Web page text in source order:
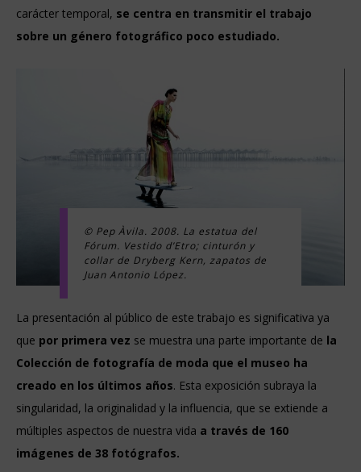
carácter temporal, se centra en transmitir el trabajo
sobre un género fotográfico poco estudiado.
© Pep Àvila. 2008. La estatua del
Fórum. Vestido d’Etro; cinturón y
collar de Dryberg Kern, zapatos de
Juan Antonio López.
La presentación al público de este trabajo es significativa ya
que por primera vez se muestra una parte importante de la
Colección de fotografía de moda que el museo ha
creado en los últimos años. Esta exposición subraya la
singularidad, la originalidad y la influencia, que se extiende a
múltiples aspectos de nuestra vida a través de 160
imágenes de 38 fotógrafos.